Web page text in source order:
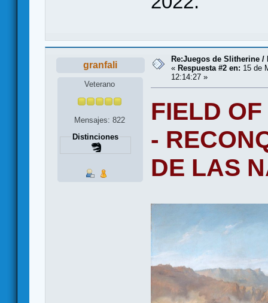
granfali
Veterano
Mensajes: 822
Distinciones
Re:Juegos de Slitherine /
« Respuesta #2 en: 15 de
12:14:27 »
FIELD
-
DE LAS